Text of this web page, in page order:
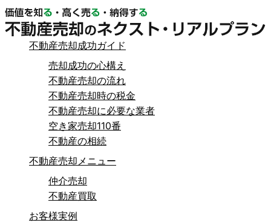
不動産売却成功ガイド
売却成功の心構え
不動産売却の流れ
不動産売却時の税金
不動産売却に必要な業者
空き家売却110番
不動産の相続
不動産売却メニュー
仲介売却
不動産買取
お客様実例